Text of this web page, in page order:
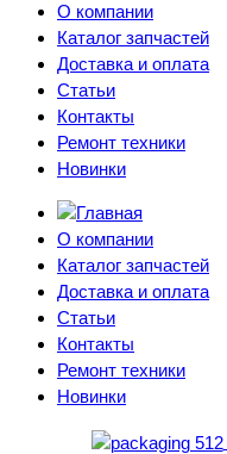
О компании
Каталог запчастей
Доставка и оплата
Статьи
Контакты
Ремонт техники
Новинки
О компании
Каталог запчастей
Доставка и оплата
Статьи
Контакты
Ремонт техники
Новинки